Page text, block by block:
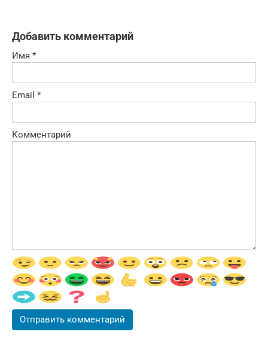
Добавить комментарий
Имя *
Email *
Комментарий